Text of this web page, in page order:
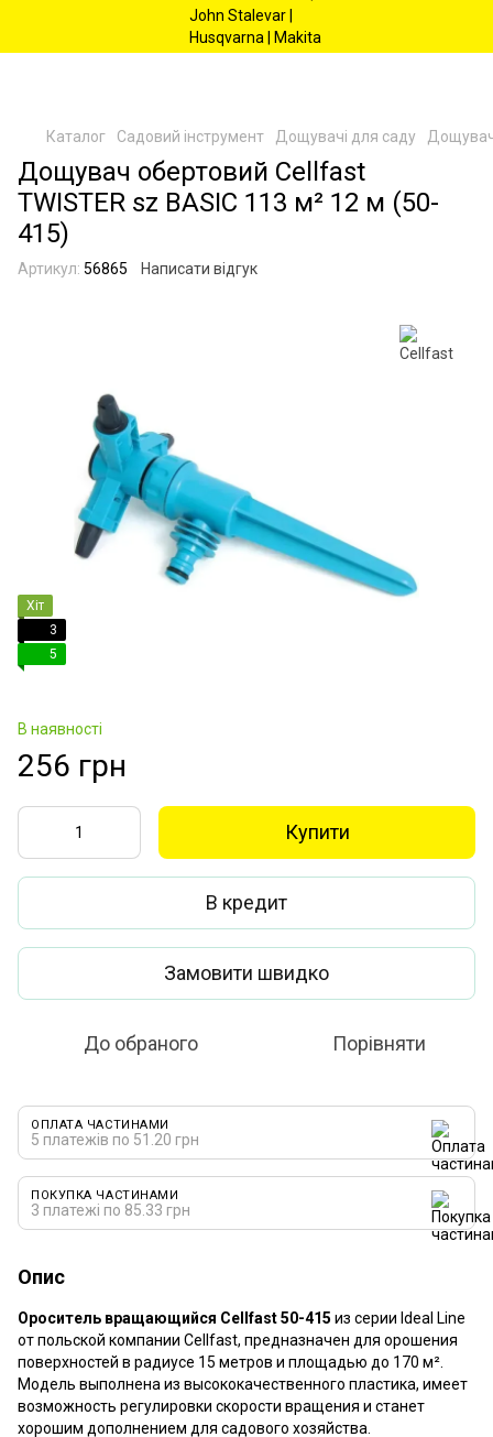
Каталог Садовий інструмент Дощувачі для саду
Дощувач обертовий Cellfast
TWISTER sz BASIC 113 м² 12 м (50-
415)
Артикул: 56865 Написати відгук
Хіт
3
5
В наявності
256 грн
Купити
В кредит
Замовити швидко
До обраного Порівняти
ОПЛАТА ЧАСТИНАМИ
5 платежів по 51.20 грн
ПОКУПКА ЧАСТИНАМИ
3 платежі по 85.33 грн
Опис
Ороситель вращающийся Cellfast 50-415 из серии Ideal Line
от польской компании Cellfast, предназначен для орошения
поверхностей в радиусе 15 метров и площадью до 170 м².
Модель выполнена из высококачественного пластика, имеет
возможность регулировки скорости вращения и станет
хорошим дополнением для садового хозяйства.